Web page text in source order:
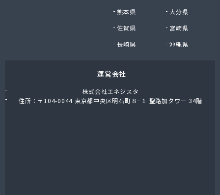
東上ガス株式会社 真岡営業所
東上ガス株式会社 那須営業所
栃木液化ガス株式会社
栃木県プロパンガス商業協同組合
栃木石油株式会社 本社
熊本県
大分県
佐賀県
宮崎県
長崎県
沖縄県
運営会社
株式会社エネジスタ
住所：〒104-0044 東京都中央区明石町８−１ 聖路加タワー 34階